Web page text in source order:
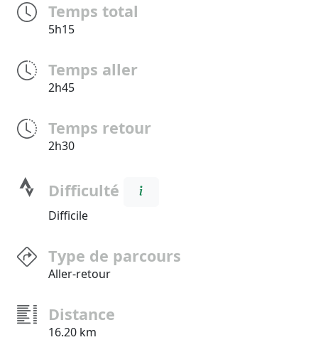
Temps total
5h15
Temps aller
2h45
Temps retour
2h30
Difficulté
Difficile
Type de parcours
Aller-retour
Distance
16.20 km